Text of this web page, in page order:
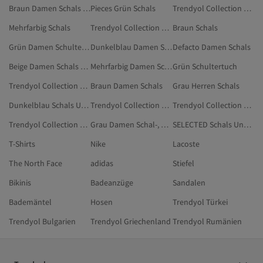
Braun Damen Schals Und TücherPieces Grün Schals
Trendyol Collection Mehrfarbig Schals
Mehrfarbig Schals
Trendyol Collection Braun Schals Braun Schals
Grün Damen Schultertuch
Dunkelblau Damen Schals Und TücherDefacto Damen Schals
Beige Damen Schals Und Tücher
Mehrfarbig Damen SchalsGrün Schultertuch
Trendyol Collection Beige Schals Braun Damen Schals
Grau Herren Schals
Dunkelblau Schals Und Tücher
Trendyol Collection Ekru Schals Und Tücher
Trendyol Collection Dunkelblau Schals
Trendyol Collection Ekru Schals
Grau Damen Schal-, Mütze- Und Handschuh-Sets
SELECTED Schals Und Tücher
T-Shirts
Nike
Lacoste
The North Face
adidas
Stiefel
Bikinis
Badeanzüge
Sandalen
Bademäntel
Hosen
Trendyol Türkei
Trendyol Bulgarien
Trendyol Griechenland Trendyol Rumänien